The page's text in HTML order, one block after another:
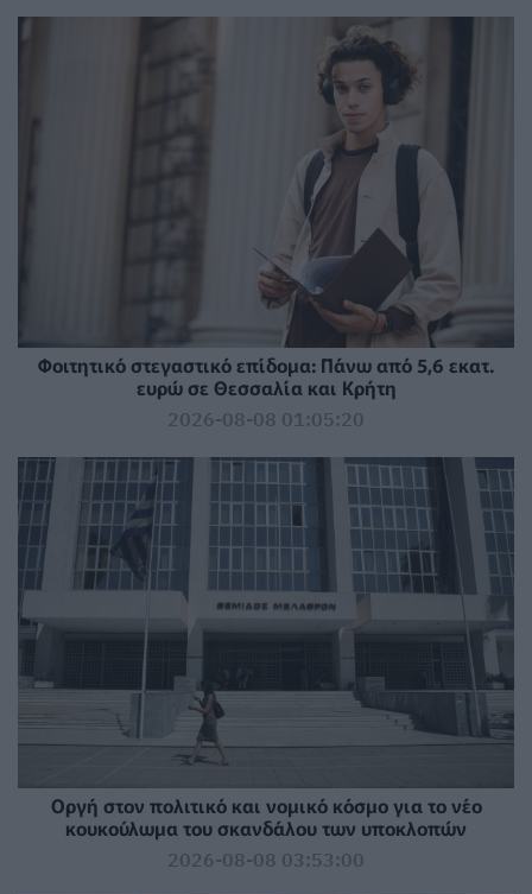
Φοιτητικό στεγαστικό επίδομα: Πάνω από 5,6 εκατ.
ευρώ σε Θεσσαλία και Κρήτη
2026-08-08 01:05:20
Οργή στον πολιτικό και νομικό κόσμο για το νέο
κουκούλωμα του σκανδάλου των υποκλοπών
2026-08-08 03:53:00